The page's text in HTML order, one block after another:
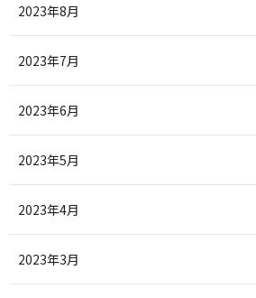
2023年8月
2023年7月
2023年6月
2023年5月
2023年4月
2023年3月